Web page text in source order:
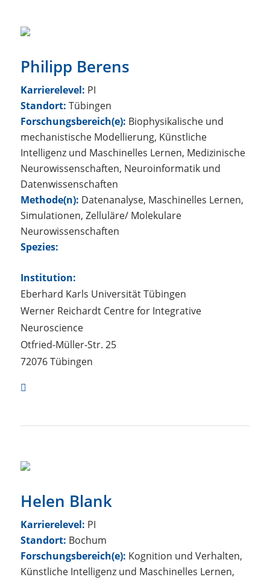
Philipp Berens
Karrierelevel: PI
Standort: Tübingen
Forschungsbereich(e): Biophysikalische und
mechanistische Modellierung, Künstliche
Intelligenz und Maschinelles Lernen, Medizinische
Neurowissenschaften, Neuroinformatik und
Datenwissenschaften
Methode(n): Datenanalyse, Maschinelles Lernen,
Simulationen, Zelluläre/ Molekulare
Neurowissenschaften
Spezies:
Institution:
Eberhard Karls Universität Tübingen
Werner Reichardt Centre for Integrative
Neuroscience
Otfried-Müller-Str. 25
72076 Tübingen
Helen Blank
Karrierelevel: PI
Standort: Bochum
Forschungsbereich(e): Kognition und Verhalten,
Künstliche Intelligenz und Maschinelles Lernen,